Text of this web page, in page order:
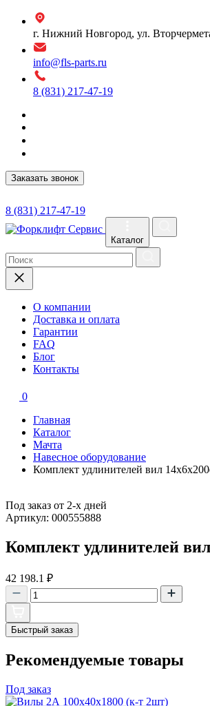
г. Нижний Новгород, ул.
info@fls-parts.ru
8 (831) 217-47-19
Заказать звонок
8 (831) 217-47-19
Каталог
О компании
Доставка и оплата
Гарантии
FAQ
Блог
Контакты
0
Главная
Каталог
Мачта
Навесное оборудование
Комплект удлинителей вил
Под заказ от 2-х дней
Артикул: 000555888
Комплект удлинителей
42 198.1 ₽
Быстрый заказ
Рекомендуемые товары
Под заказ